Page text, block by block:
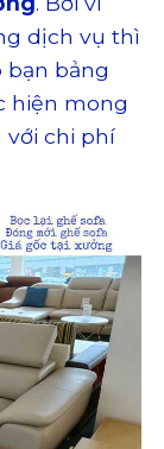
dịch vụ thì
bạn bảng
hiện mong
với chi phí